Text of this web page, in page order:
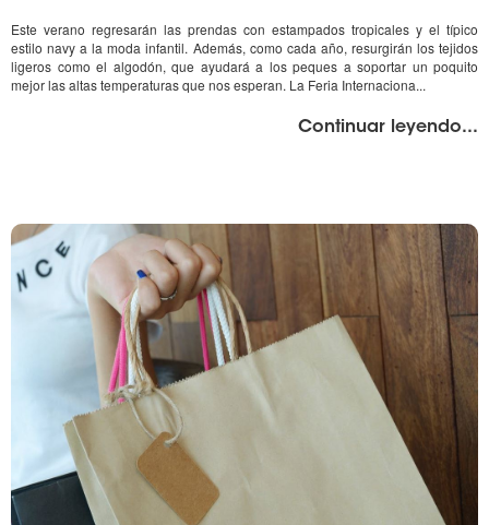
Este verano regresarán las prendas con estampados tropicales y el típico
estilo navy a la moda infantil. Además, como cada año, resurgirán los tejidos
ligeros como el algodón, que ayudará a los peques a soportar un poquito
mejor las altas temperaturas que nos esperan. La Feria Internaciona...
Continuar leyendo...